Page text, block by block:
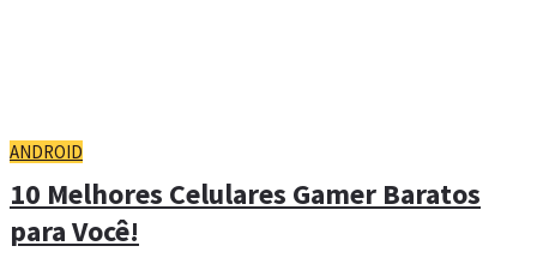
ANDROID
10 Melhores Celulares Gamer Baratos
para Você!